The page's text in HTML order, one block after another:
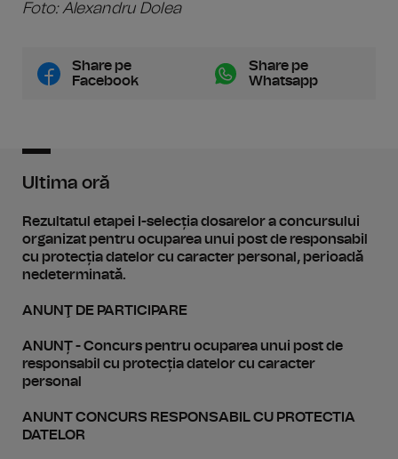
Foto: Alexandru Dolea
Share pe
Facebook
Share pe
Whatsapp
Ultima oră
Rezultatul etapei I-selecția dosarelor a concursului
organizat pentru ocuparea unui post de responsabil
cu protecția datelor cu caracter personal, perioadă
nedeterminată.
ANUNŢ DE PARTICIPARE
ANUNȚ - Concurs pentru ocuparea unui post de
responsabil cu protecția datelor cu caracter
personal
ANUNT CONCURS RESPONSABIL CU PROTECTIA
DATELOR